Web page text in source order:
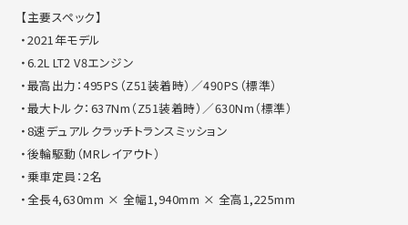
【主要スペック】
・2021年モデル
・6.2L LT2 V8エンジン
・最高出力：495PS（Z51装着時）／490PS（標準）
・最大トルク：637Nm（Z51装着時）／630Nm（標準）
・8速デュアルクラッチトランスミッション
・後輪駆動（MRレイアウト）
・乗車定員：2名
・全長4,630mm × 全幅1,940mm × 全高1,225mm